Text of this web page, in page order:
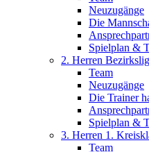
Neuzugänge
Die
Spielplan &
2. Herren
Team
Neuzugänge
Die Trainer
Spielplan &
3. Herren 1.
Team